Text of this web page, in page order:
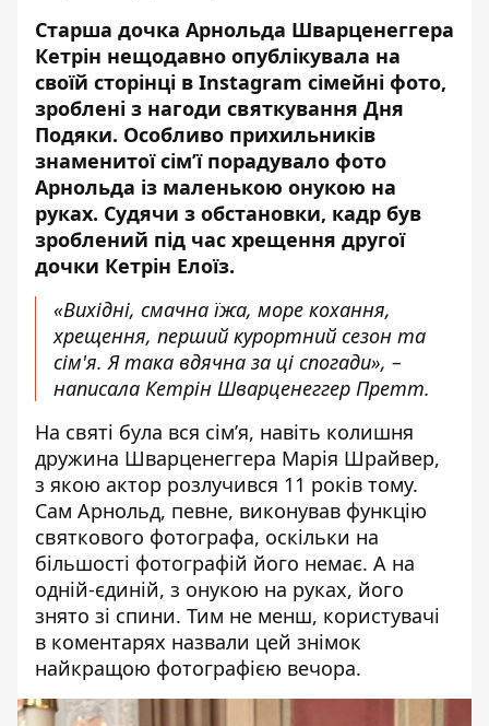
Старша дочка Арнольда Шварценеггера
Кетрін нещодавно опублікувала на
своїй сторінці в Instagram сімейні фото,
зроблені з нагоди святкування Дня
Подяки. Особливо прихильників
знаменитої сім’ї порадувало фото
Арнольда із маленькою онукою на
руках. Судячи з обстановки, кадр був
зроблений під час хрещення другої
дочки Кетрін Елоїз.
«Вихідні, смачна їжа, море кохання,
хрещення, перший курортний сезон та
сім'я. Я така вдячна за ці спогади», –
написала Кетрін Шварценеггер Претт.
На святі була вся сім’я, навіть колишня
дружина Шварценеггера Марія Шрайвер,
з якою актор розлучився 11 років тому.
Сам Арнольд, певне, виконував функцію
святкового фотографа, оскільки на
більшості фотографій його немає. А на
одній-єдиній, з онукою на руках, його
знято зі спини. Тим не менш, користувачі
в коментарях назвали цей знімок
найкращою фотографією вечора.